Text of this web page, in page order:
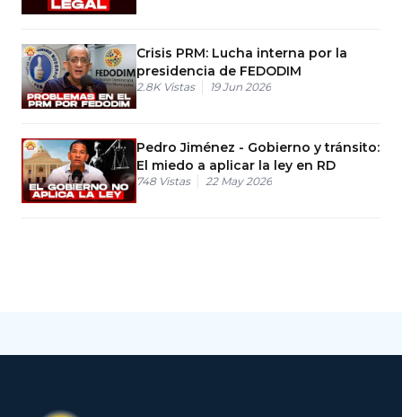
Crisis PRM: Lucha interna por la
presidencia de FEDODIM
2.8K Vistas 19 Jun 2026
Pedro Jiménez - Gobierno y tránsito:
El miedo a aplicar la ley en RD
748 Vistas 22 May 2026